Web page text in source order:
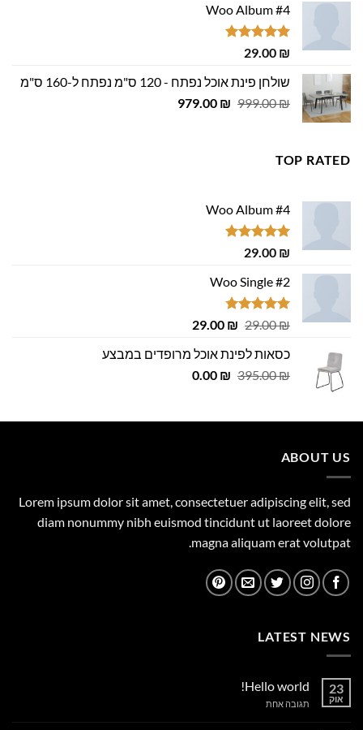
היה:
29.00 ₪.
Woo Album #4
דורג5.00
29.00 ₪
שולחן פינת אוכל נפתח - 120 ס"מ נפתח ל-160 ס"מ
999.00₪
המחיר
979.00 ₪
המחיר
TOP RATED
Woo Album #4
דורג5.00
29.00 ₪
Woo Single #2
דורג4.75
29.00₪
המחיר
היה:
29.00 ₪.
29.00 ₪
המחיר
הוא:
29.00 ₪.
כסאות לפינת אוכל מרופדים במבצע
395.00₪
המחיר
395.00 ₪.
0.00 ₪
המחיר
0.00 ₪.
ABOUT US
Lorem ipsum dolor sit amet, consectetuer adipiscing elit, sed
diam nonummy nibh euismod tincidunt ut laoreet dolore
magna aliquam erat volutpat.
LATEST NEWS
23
אוק
Hello world!
תגובה אחתעל